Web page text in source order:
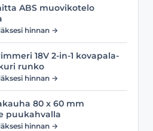
ABS muovikotelo
hinnan →
18V 2-in-1 kovapala-
runko
hinnan →
80 x 60 mm
puukahvalla
hinnan →